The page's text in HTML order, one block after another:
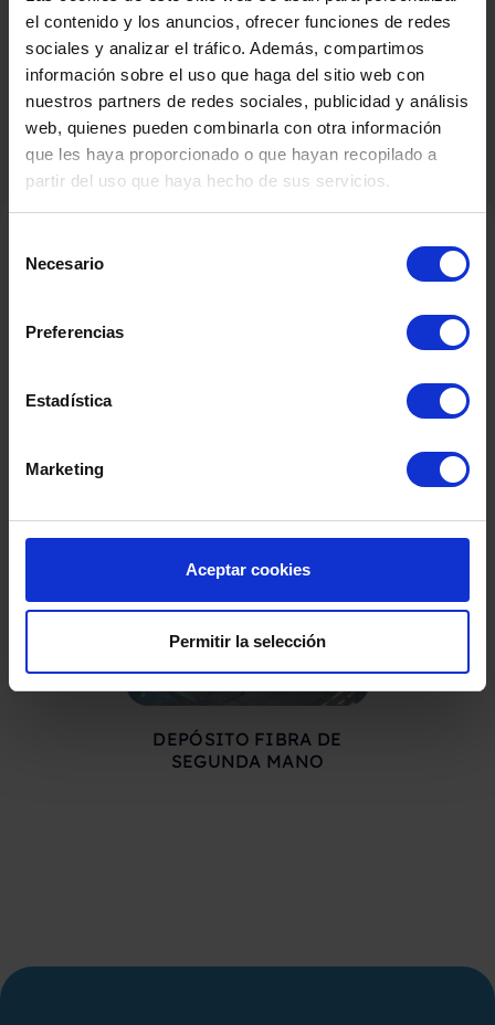
el contenido y los anuncios, ofrecer funciones de redes
sociales y analizar el tráfico. Además, compartimos
información sobre el uso que haga del sitio web con
nuestros partners de redes sociales, publicidad y análisis
web, quienes pueden combinarla con otra información
que les haya proporcionado o que hayan recopilado a
partir del uso que haya hecho de sus servicios.
Necesario
Preferencias
Estadística
Marketing
Aceptar cookies
Permitir la selección
Productos Relacionados
DEPÓSITO FIBRA DE
SEGUNDA MANO